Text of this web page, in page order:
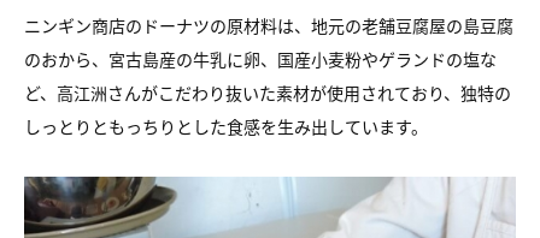
ニンギン商店のドーナツの原材料は、地元の老舗豆腐屋の島豆腐
のおから、宮古島産の牛乳に卵、国産小麦粉やゲランドの塩な
ど、高江洲さんがこだわり抜いた素材が使用されており、独特の
しっとりともっちりとした食感を生み出しています。